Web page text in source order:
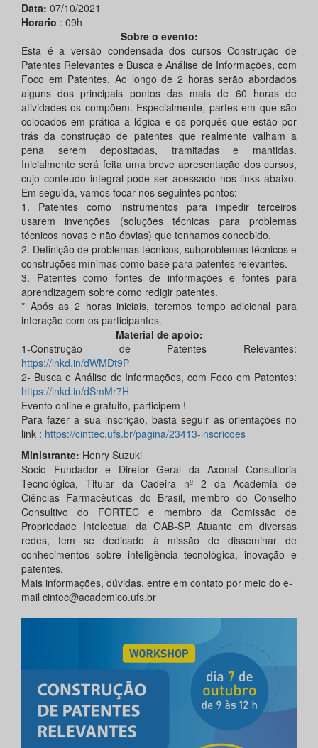
Data: 07/10/2021
Horario : 09h
Sobre o evento:
Esta é a versão condensada dos cursos Construção de
Patentes Relevantes e Busca e Análise de Informações, com
Foco em Patentes. Ao longo de 2 horas serão abordados
alguns dos principais pontos das mais de 60 horas de
atividades os compõem. Especialmente, partes em que são
colocados em prática a lógica e os porquês que estão por
trás da construção de patentes que realmente valham a
pena serem depositadas, tramitadas e mantidas.
Inicialmente será feita uma breve apresentação dos cursos,
cujo conteúdo integral pode ser acessado nos links abaixo.
Em seguida, vamos focar nos seguintes pontos:
1. Patentes como instrumentos para impedir terceiros
usarem invenções (soluções técnicas para problemas
técnicos novas e não óbvias) que tenhamos concebido.
2. Definição de problemas técnicos, subproblemas técnicos e
construções mínimas como base para patentes relevantes.
3. Patentes como fontes de informações e fontes para
aprendizagem sobre como redigir patentes.
* Após as 2 horas iniciais, teremos tempo adicional para
interação com os participantes.
Material de apoio:
1-Construção de Patentes Relevantes:
https://lnkd.in/dWMDt9P
2- Busca e Análise de Informações, com Foco em Patentes:
https://lnkd.in/dSmMr7H
Evento online e gratuito, participem !
Para fazer a sua inscrição, basta seguir as orientações no
link : https://cinttec.ufs.br/pagina/23413-inscricoes
Ministrante: Henry Suzuki
Sócio Fundador e Diretor Geral da Axonal Consultoria
Tecnológica, Titular da Cadeira nº 2 da Academia de
Ciências Farmacêuticas do Brasil, membro do Conselho
Consultivo do FORTEC e membro da Comissão de
Propriedade Intelectual da OAB-SP. Atuante em diversas
redes, tem se dedicado à missão de disseminar de
conhecimentos sobre inteligência tecnológica, inovação e
patentes.
Mais informações, dúvidas, entre em contato por meio do e-
mail cintec@academico.ufs.br